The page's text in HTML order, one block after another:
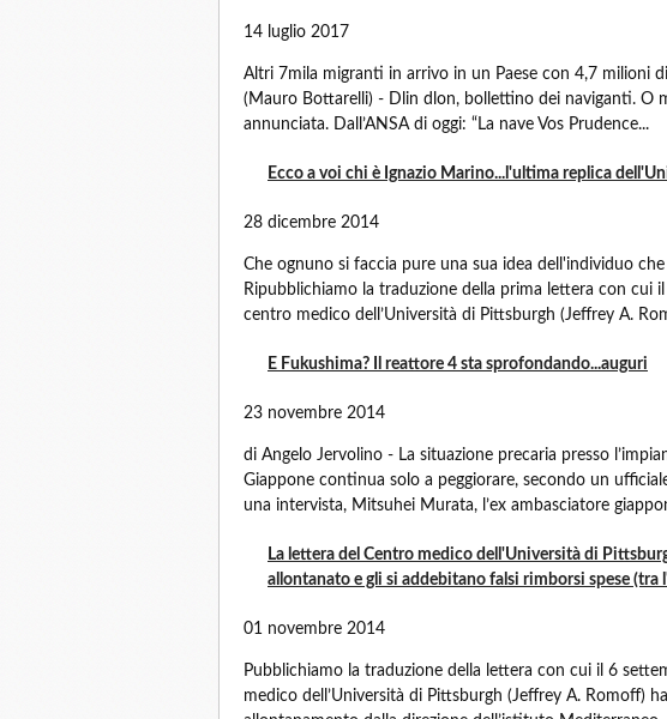
14 luglio 2017
Altri 7mila migranti in arrivo in un Paese con 4,7 milioni
(Mauro Bottarelli) - Dlin dlon, bollettino dei naviganti. O
annunciata. Dall’ANSA di oggi: “La nave Vos Prudence...
Ecco a voi chi è Ignazio Marino...l'ultima replica
28 dicembre 2014
Che ognuno si faccia pure una sua idea dell'individuo
Ripubblichiamo la traduzione della prima lettera con cui
centro medico dell’Università di Pittsburgh (Jeffrey A.
E Fukushima? Il reattore 4 sta sprofondando...auguri
23 novembre 2014
di Angelo Jervolino - La situazione precaria presso
Giappone continua solo a peggiorare, secondo un
una intervista, Mitsuhei Murata, l’ex ambasciatore
La lettera del Centro medico dell'Università di
allontanato e gli si addebitano falsi rimborsi spese (tra
01 novembre 2014
Pubblichiamo la traduzione della lettera con cui il 6
medico dell’Università di Pittsburgh (Jeffrey A. Romoff)